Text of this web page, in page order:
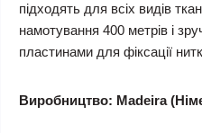
підходять для всіх видів
намотування 400 метрів і
пластинами для фіксації
Виробництво: Madeira